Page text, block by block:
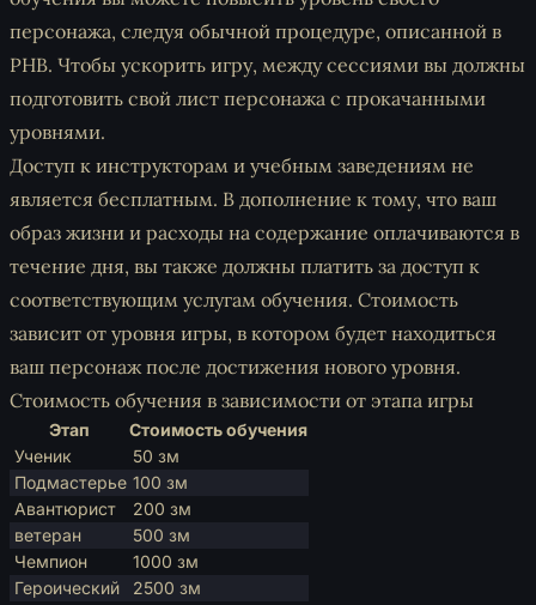
персонажа, следуя обычной процедуре, описанной в
PHB. Чтобы ускорить игру, между сессиями вы должны
подготовить свой лист персонажа с прокачанными
уровнями.
Доступ к инструкторам и учебным заведениям не
является бесплатным. В дополнение к тому, что ваш
образ жизни и расходы на содержание оплачиваются в
течение дня, вы также должны платить за доступ к
соответствующим услугам обучения. Стоимость
зависит от уровня игры, в котором будет находиться
ваш персонаж после достижения нового уровня.
Стоимость обучения в зависимости от этапа игры
Этап
Стоимость обучения
Ученик
50 зм
Подмастерье 100 зм
Авантюрист
200 зм
ветеран
500 зм
Чемпион
1000 зм
Героический
2500 зм